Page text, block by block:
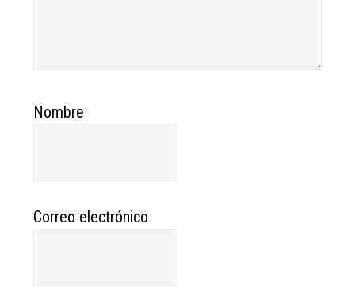
Nombre
Correo electrónico